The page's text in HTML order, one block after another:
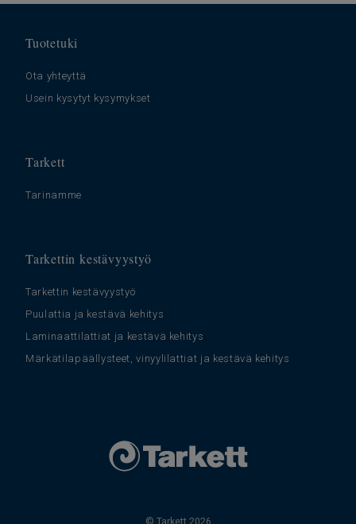
Tuotetuki
Ota yhteyttä
Usein kysytyt kysymykset
Tarkett
Tarinamme
Tarkettin kestävyystyö
Tarkettin kestävyystyö
Puulattia ja kestävä kehitys
Laminaattilattiat ja kestävä kehitys
Märkätilapäällysteet, vinyylilattiat ja kestävä kehitys
© Tarkett 2026